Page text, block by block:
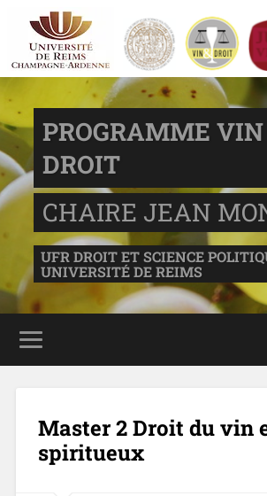
PROGRAMME VIN
DROIT
CHAIRE JEAN
UFR DROIT ET SCIENCE
UNIVERSITÉ DE REIMS
Master 2 Droit du vin
spiritueux